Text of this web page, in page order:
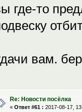
где-то
вам.
Re: Новости посёлка
« Ответ #61 : 2017-08-17,